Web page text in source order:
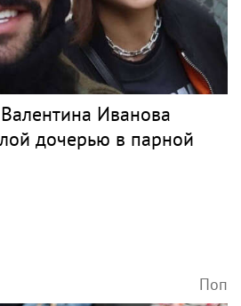
Иванова
дочерью в парной
Поп